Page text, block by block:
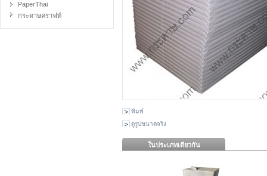
PaperThai
กระดาษคราฟท์
พิมพ์
ดูรูปขนาดจริง
ในประเภทเดียวกัน